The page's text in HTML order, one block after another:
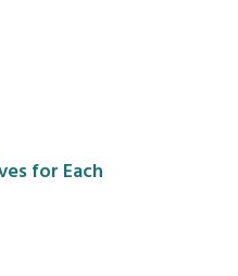
for Each